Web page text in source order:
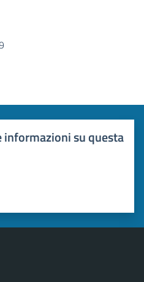
informazioni su questa
stelle su 5
su 5
5